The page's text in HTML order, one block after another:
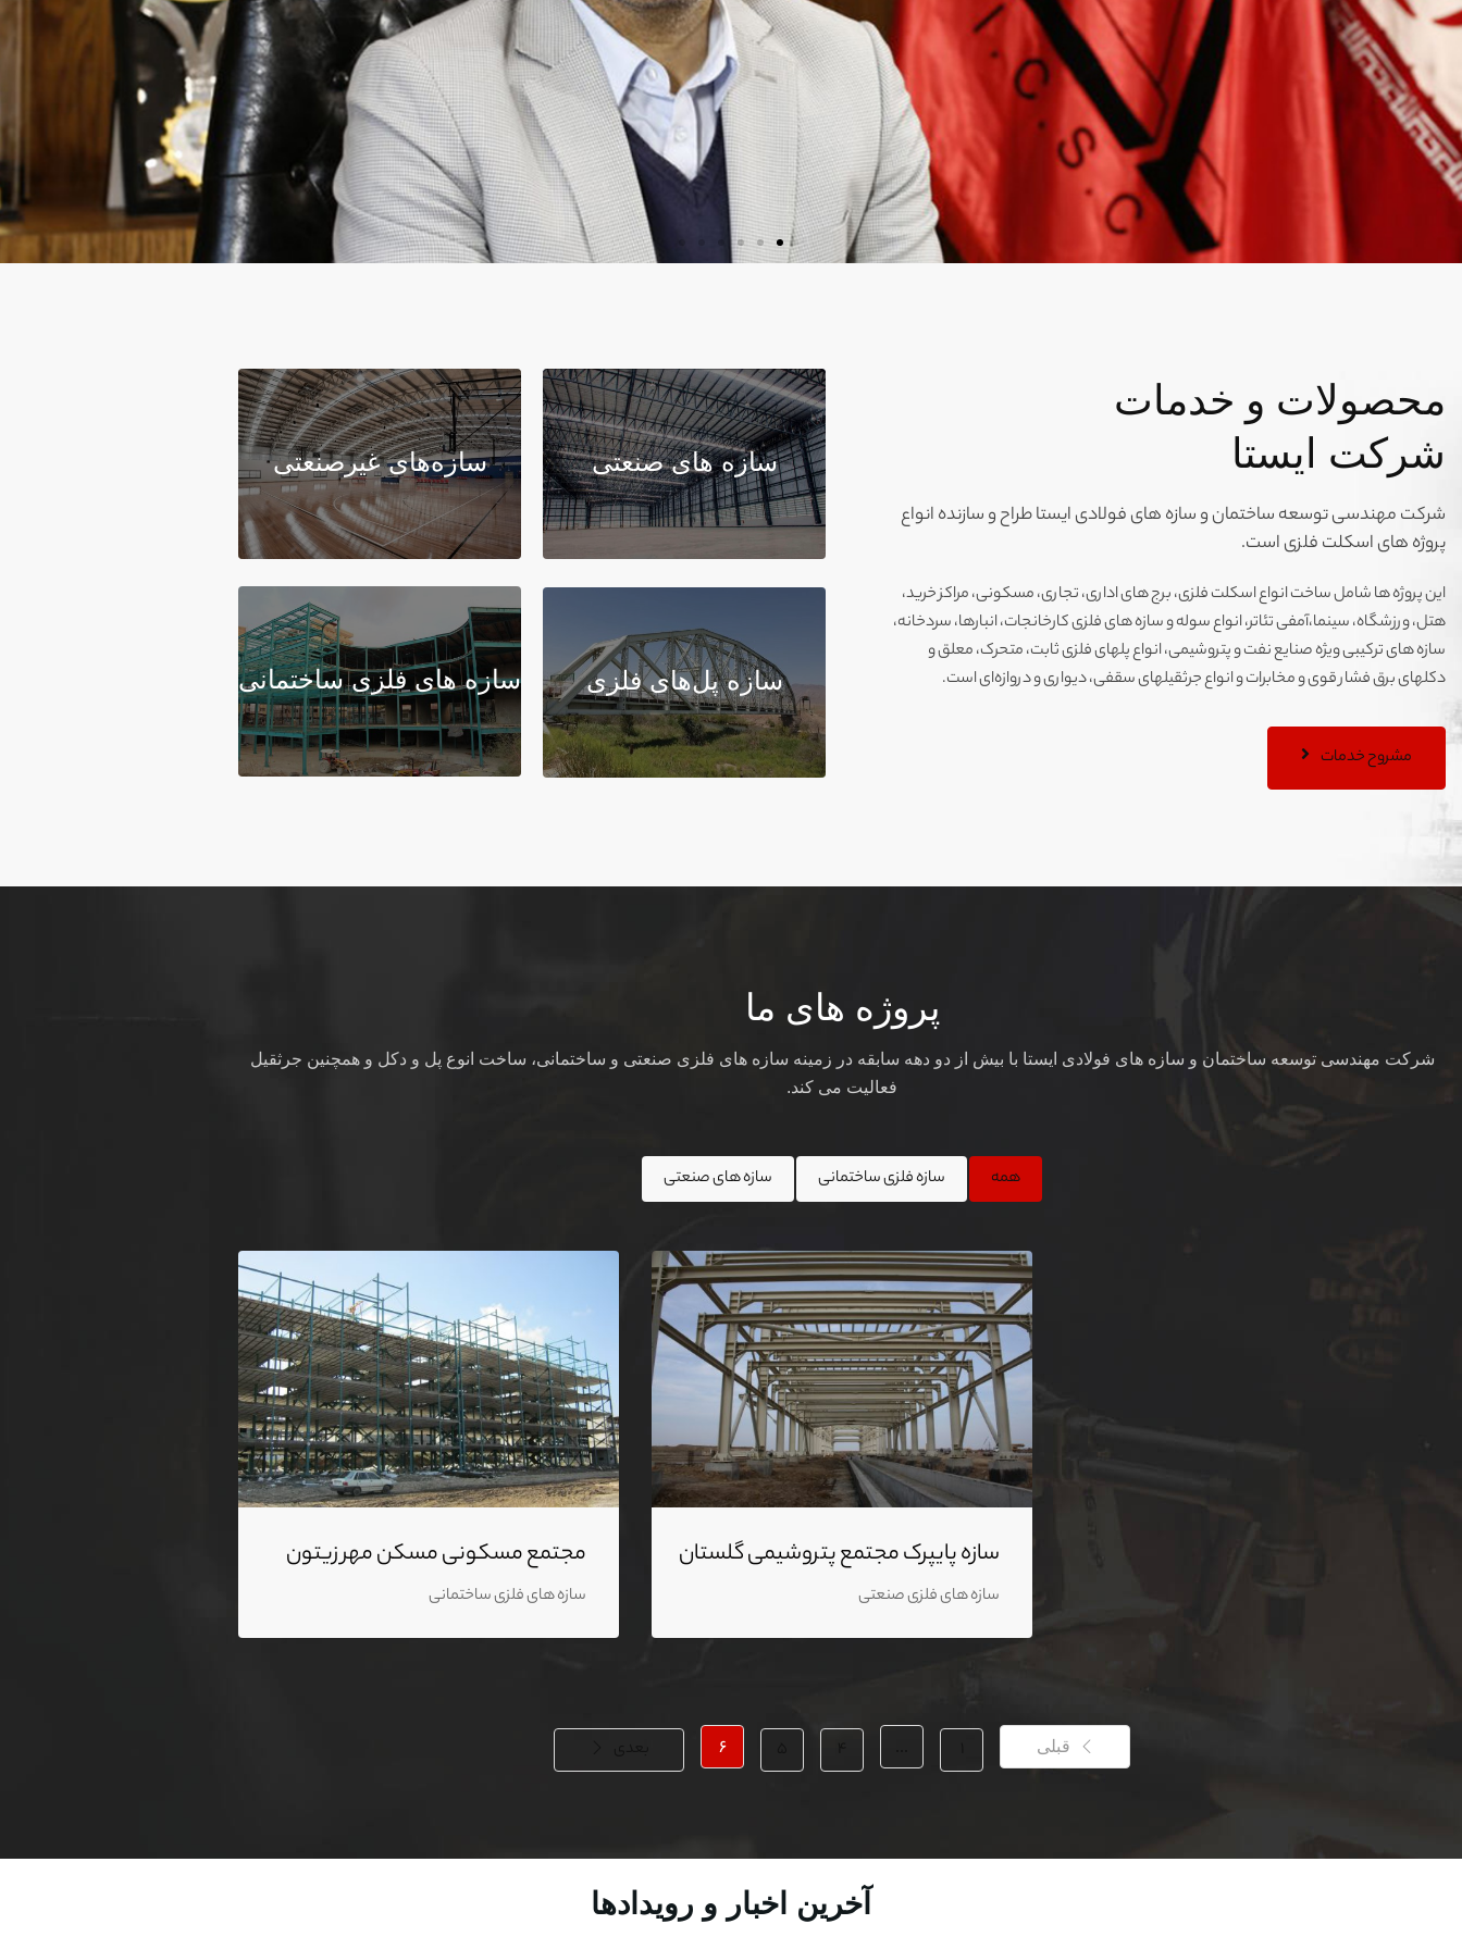
تصویری
حضور ایستا در
نمایشگاه صنعت
ساختمان تهران
کلیک کنید
محصولات و خدمات
شرکت ایستا
شرکت مهندسی توسعه ساختمان و سازه های فولادی ایستا طراح و سازنده انواع
پروژه های اسکلت فلزی است.
این پروژه ها شامل ساخت انواع اسکلت فلزی، برج های اداری، تجاری، مسکونی، مراکز خرید،
هتل، ورزشگاه، سینما،آمفی تئاتر، انواع سوله و سازه های فلزی کارخانجات، انبارها، سردخانه،
سازه های ترکیبی ویژه صنایع نفت و پتروشیمی، انواع پلهای فلزی ثابت، متحرک، معلق و
دکلهای برق فشار قوی و مخابرات و انواع جرثقیلهای سقفی، دیواری و دروازه‌ای است.
مشروح خدمات
سازه های صنعتی سازه‌های غیرصنعتی
سازه پل‌های فلزی سازه های فلزی ساختمانی
پروژه های ما
شرکت مهندسی توسعه ساختمان و سازه های فولادی ایستا با بیش از دو دهه سابقه در زمینه سازه های فلزی صنعتی و ساختمانی، ساخت انوع پل و دکل و همچنین جرثقیل
فعالیت می کند.
همه سازه فلزی ساختمانی سازه های صنعتی
مجتمع مسکونی مسکن مهر زیتون
سازه های فلزی ساختمانی
سازه پایپرک مجتمع پتروشیمی گلستان
سازه های فلزی صنعتی
قبلی ۶
آخرین اخبار و رویدادها